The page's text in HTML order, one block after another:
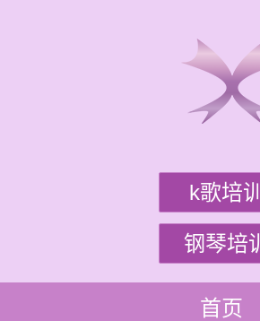
k歌培训
钢琴培训
首页